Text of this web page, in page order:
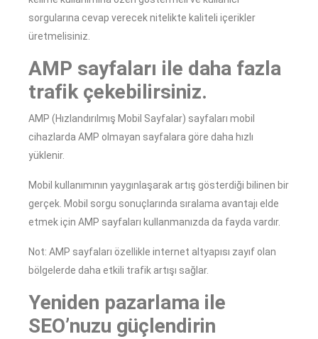
sorgularına cevap verecek nitelikte kaliteli içerikler
üretmelisiniz.
AMP sayfaları ile daha fazla
trafik çekebilirsiniz.
AMP (Hızlandırılmış Mobil Sayfalar) sayfaları mobil
cihazlarda AMP olmayan sayfalara göre daha hızlı
yüklenir.
Mobil kullanımının yaygınlaşarak artış gösterdiği bilinen bir
gerçek. Mobil sorgu sonuçlarında sıralama avantajı elde
etmek için AMP sayfaları kullanmanızda da fayda vardır.
Not: AMP sayfaları özellikle internet altyapısı zayıf olan
bölgelerde daha etkili trafik artışı sağlar.
Yeniden pazarlama ile
SEO’nuzu güçlendirin